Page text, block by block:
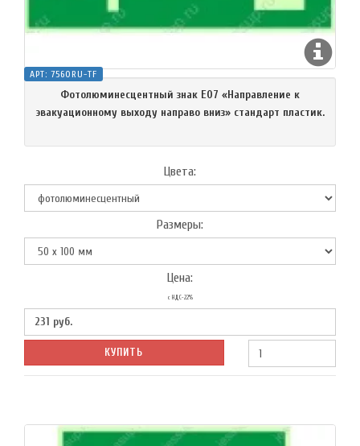
АРТ: 7560RU-TF
Фотолюминесцентный знак Е07 «Направление к
эвакуационному выходу направо вниз» стандарт пластик.
Цвета:
Размеры:
Цена:
с НДС-22%
231 руб.
КУПИТЬ